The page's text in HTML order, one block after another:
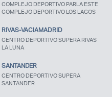
¿Olvidaste tu
COMPLEJO DEPORTIVO PARLA ESTE
COMPLEJO DEPORTIVO LOS LAGOS
RIVAS-VACIAMADRID
CENTRO DEPORTIVO SUPERA RIVAS
LA LUNA
SANTANDER
CENTRO DEPORTIVO SUPERA
SANTANDER